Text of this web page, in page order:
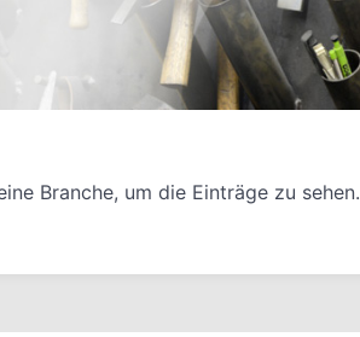
Branche, um die Einträge zu sehen.